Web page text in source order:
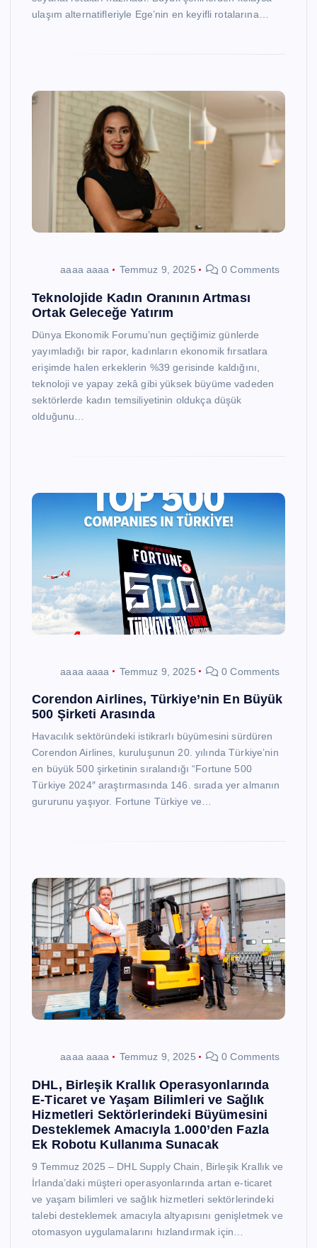
ulaşım alternatifleriyle Ege’nin en keyifli rotalarına…
aaaa aaaa Temmuz 9, 2025 0 Comments
Teknolojide Kadın Oranının Artması
Ortak Geleceğe Yatırım
Dünya Ekonomik Forumu’nun geçtiğimiz günlerde
yayımladığı bir rapor, kadınların ekonomik fırsatlara
erişimde halen erkeklerin %39 gerisinde kaldığını,
teknoloji ve yapay zekâ gibi yüksek büyüme vadeden
sektörlerde kadın temsiliyetinin oldukça düşük
olduğunu…
aaaa aaaa Temmuz 9, 2025 0 Comments
Corendon Airlines, Türkiye’nin En Büyük
500 Şirketi Arasında
Havacılık sektöründeki istikrarlı büyümesini sürdüren
Corendon Airlines, kuruluşunun 20. yılında Türkiye’nin
en büyük 500 şirketinin sıralandığı “Fortune 500
Türkiye 2024″ araştırmasında 146. sırada yer almanın
gururunu yaşıyor. Fortune Türkiye ve…
aaaa aaaa Temmuz 9, 2025 0 Comments
DHL, Birleşik Krallık Operasyonlarında
E-Ticaret ve Yaşam Bilimleri ve Sağlık
Hizmetleri Sektörlerindeki Büyümesini
Desteklemek Amacıyla 1.000’den Fazla
Ek Robotu Kullanıma Sunacak
9 Temmuz 2025 – DHL Supply Chain, Birleşik Krallık ve
İrlanda’daki müşteri operasyonlarında artan e-ticaret
ve yaşam bilimleri ve sağlık hizmetleri sektörlerindeki
talebi desteklemek amacıyla altyapısını genişletmek ve
otomasyon uygulamalarını hızlandırmak için…